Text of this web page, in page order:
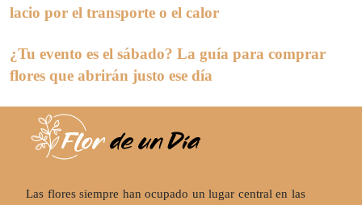
lacio por el transporte o el calor
¿Tu evento es el sábado? La guía para comprar
flores que abrirán justo ese día
Las flores siempre han ocupado un lugar central en las